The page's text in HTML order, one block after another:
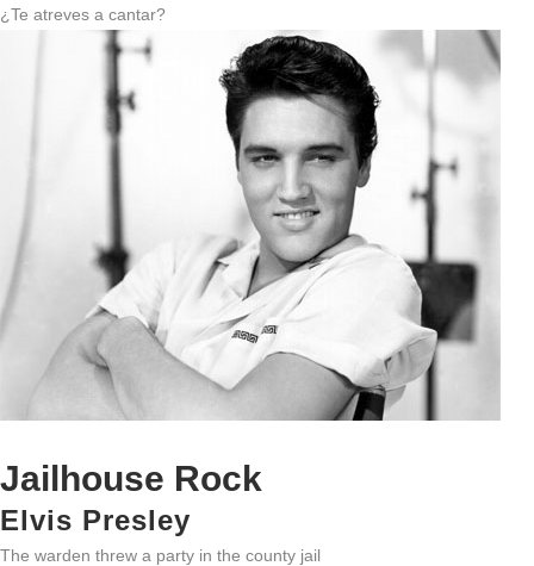
¿Te atreves a cantar?
Jailhouse Rock
Elvis Presley
The warden threw a party in the county jail